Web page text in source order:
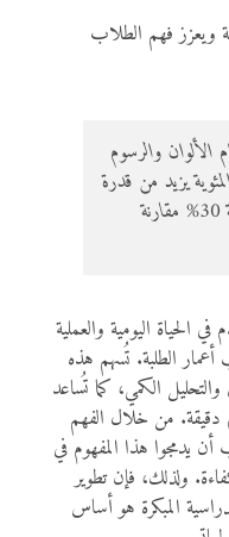
ويعزز فهم الطلاب
والرسوم
يزيد من قدرة
التلاميذ على حل المسائل بنسبة 30% مقارنة
الحياة اليومية والعملية
الطلبة. تُسهم هذه
والتحليل الكمي، كما تُساعد
دقيقة. من خلال الفهم
يدمجوا هذا المفهوم في
ولذلك، فإن تطوير
المبكرة هو أساس